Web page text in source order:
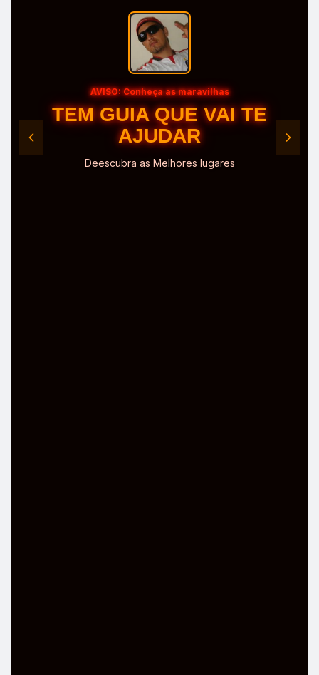
AVISO: Conheça a Região
CONHEÇA O POLO
Deescubra as Melhores Trilhas